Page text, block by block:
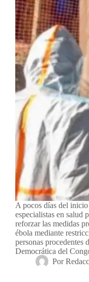
A pocos días del
especialistas en salud
reforzar las medidas
ébola mediante
personas procedentes
Democrática del
Por